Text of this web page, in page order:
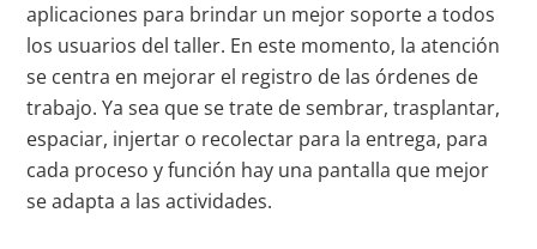
aplicaciones para brindar un mejor soporte a todos
los usuarios del taller. En este momento, la atención
se centra en mejorar el registro de las órdenes de
trabajo. Ya sea que se trate de sembrar, trasplantar,
espaciar, injertar o recolectar para la entrega, para
cada proceso y función hay una pantalla que mejor
se adapta a las actividades.